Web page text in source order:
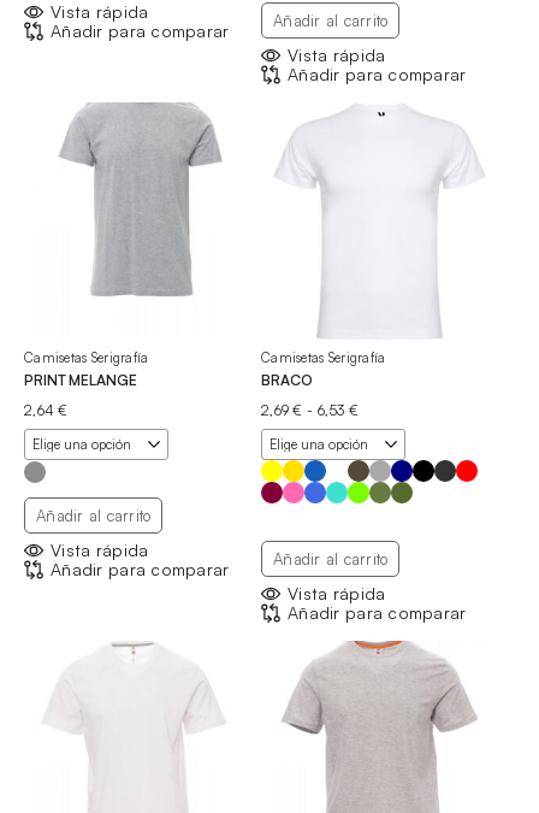
Vista rápida
Añadir para comparar
Añadir al carrito
Vista rápida
Añadir para comparar
Camisetas Serigrafía
PRINT MELANGE
2,64€
Añadir al carrito
Vista rápida
Añadir para comparar
Camisetas Serigrafía
BRACO
2,69€ - 6,53 €
de
precios:
desde
2,69 €
hasta
Añadir al carrito
Vista rápida
Añadir para comparar